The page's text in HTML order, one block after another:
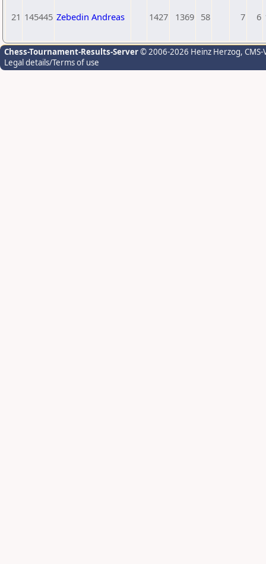
21 145445 Zebedin Andreas 1427 1369 58 7 6
Chess-Tournament-Results-Server© 2006-2026 Heinz Herzog,
Legal details/Terms of use